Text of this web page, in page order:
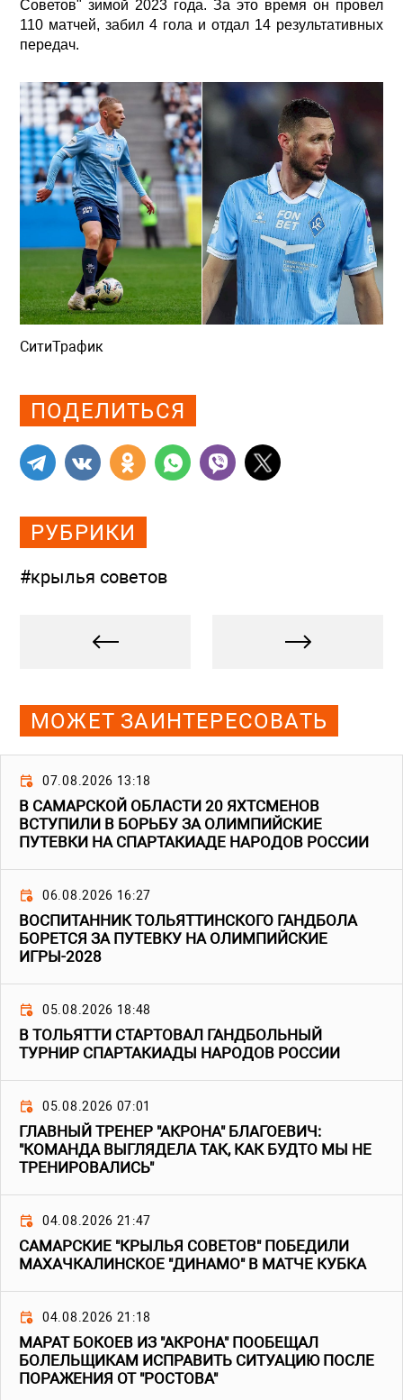
Советов" зимой 2023 года. За это время он провел
110 матчей, забил 4 гола и отдал 14 результативных
передач.
СитиТрафик
ПОДЕЛИТЬСЯ
РУБРИКИ
#крылья советов
МОЖЕТ ЗАИНТЕРЕСОВАТЬ
07.08.2026 13:18
В САМАРСКОЙ ОБЛАСТИ 20 ЯХТСМЕНОВ
ВСТУПИЛИ В БОРЬБУ ЗА ОЛИМПИЙСКИЕ
ПУТЕВКИ НА СПАРТАКИАДЕ НАРОДОВ РОССИИ
06.08.2026 16:27
ВОСПИТАННИК ТОЛЬЯТТИНСКОГО ГАНДБОЛА
БОРЕТСЯ ЗА ПУТЕВКУ НА ОЛИМПИЙСКИЕ
ИГРЫ-2028
05.08.2026 18:48
В ТОЛЬЯТТИ СТАРТОВАЛ ГАНДБОЛЬНЫЙ
ТУРНИР СПАРТАКИАДЫ НАРОДОВ РОССИИ
05.08.2026 07:01
ГЛАВНЫЙ ТРЕНЕР "АКРОНА" БЛАГОЕВИЧ:
"КОМАНДА ВЫГЛЯДЕЛА ТАК, КАК БУДТО МЫ НЕ
ТРЕНИРОВАЛИСЬ"
04.08.2026 21:47
САМАРСКИЕ "КРЫЛЬЯ СОВЕТОВ" ПОБЕДИЛИ
МАХАЧКАЛИНСКОЕ "ДИНАМО" В МАТЧЕ КУБКА
04.08.2026 21:18
МАРАТ БОКОЕВ ИЗ "АКРОНА" ПООБЕЩАЛ
БОЛЕЛЬЩИКАМ ИСПРАВИТЬ СИТУАЦИЮ ПОСЛЕ
ПОРАЖЕНИЯ ОТ "РОСТОВА"